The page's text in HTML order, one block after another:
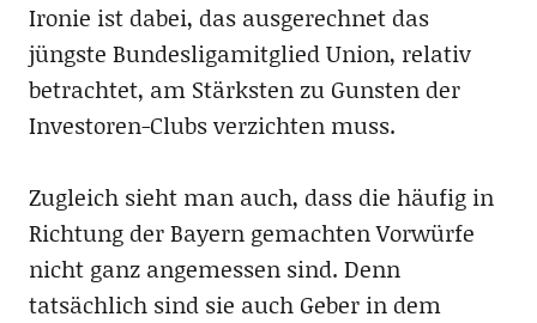
Ironie ist dabei, das ausgerechnet das
jüngste Bundesligamitglied Union, relativ
betrachtet, am Stärksten zu Gunsten der
Investoren-Clubs verzichten muss.
Zugleich sieht man auch, dass die häufig in
Richtung der Bayern gemachten Vorwürfe
nicht ganz angemessen sind. Denn
tatsächlich sind sie auch Geber in dem